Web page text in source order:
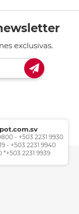
exclusivas.
- +503 2231 9930
- +503 2231 9940
*+503 2231 9939